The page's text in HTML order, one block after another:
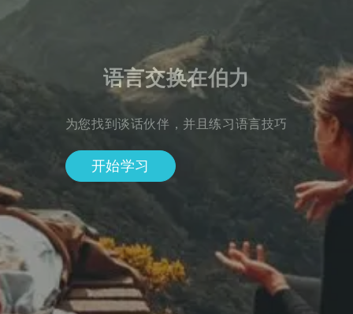
语言交换在伯力
为您找到谈话伙伴，并且练习语言技巧
开始学习